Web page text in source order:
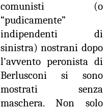
comunisti (o
“pudicamente”
indipendenti di
sinistra) nostrani dopo
l'avvento peronista di
Berlusconi si sono
mostrati senza
maschera. Non solo